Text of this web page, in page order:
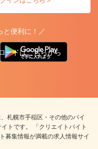
と便利に！／
ードはこちらから
札幌市手稲区・その他のバイ
トです。 「クリエイトバイト
募集情報が満載の求人情報サイ